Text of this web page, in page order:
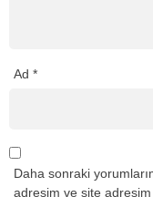
Ad *
Daha sonraki
adresim ve site adresim